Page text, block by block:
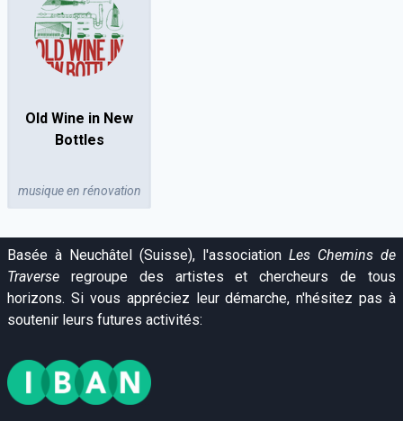
Old Wine in New
Bottles
musique en rénovation
Basée à Neuchâtel (Suisse), l'association Les Chemins de
Traverse regroupe des artistes et chercheurs de tous
horizons. Si vous appréciez leur démarche, n'hésitez pas à
soutenir leurs futures activités: